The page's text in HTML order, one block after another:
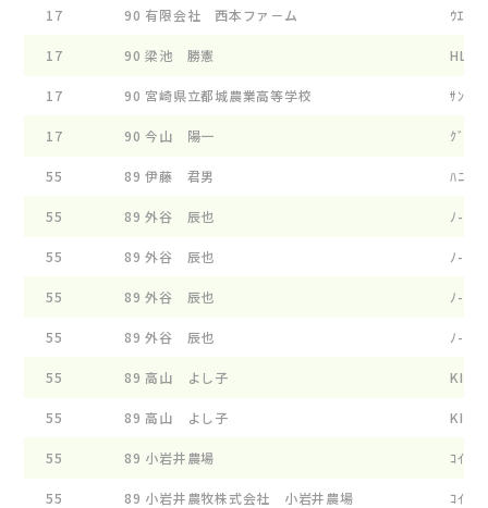
17 90 有限会社 西本ファ－ム ｳｴｽﾄ
17 90 梁池 勝憲 HLW
17 90 宮崎県立都城農業高等学校 ｻﾝｼﾔ
17 90 今山 陽一 ｸﾞﾛ-
55 89 伊藤 君男 ﾊﾆ-ﾍ
55 89 外谷 辰也 ﾉ-ｽﾗ
55 89 外谷 辰也 ﾉ-ｽﾗ
55 89 外谷 辰也 ﾉ-ｽﾗ
55 89 外谷 辰也 ﾉ-ｽﾗ
55 89 高山 よし子 KIﾌｱ-
55 89 高山 よし子 KIﾌｱ-
55 89 小岩井農場 ｺｲﾜｲ
55 89 小岩井農牧株式会社 小岩井農場 ｺｲﾜｲ